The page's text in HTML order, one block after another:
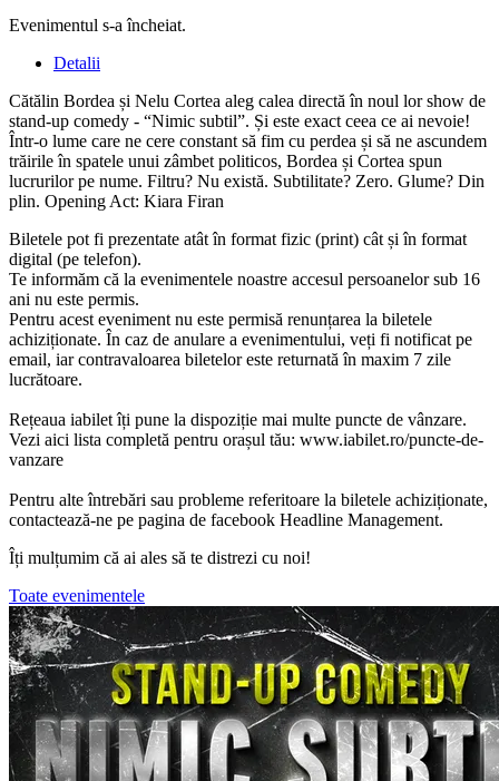
Evenimentul s-a încheiat.
Detalii
Cătălin Bordea și Nelu Cortea aleg calea directă în noul lor show de
stand-up comedy - “Nimic subtil”. Și este exact ceea ce ai nevoie!
Într-o lume care ne cere constant să fim cu perdea și să ne ascundem
trăirile în spatele unui zâmbet politicos, Bordea și Cortea spun
lucrurilor pe nume. Filtru? Nu există. Subtilitate? Zero. Glume? Din
plin. Opening Act: Kiara Firan
Biletele pot fi prezentate atât în format fizic (print) cât și în format
digital (pe telefon).
Te informăm că la evenimentele noastre accesul persoanelor sub 16
ani nu este permis.
Pentru acest eveniment nu este permisă renunțarea la biletele
achiziționate. În caz de anulare a evenimentului, veți fi notificat pe
email, iar contravaloarea biletelor este returnată în maxim 7 zile
lucrătoare.
Rețeaua iabilet îți pune la dispoziție mai multe puncte de vânzare.
Vezi aici lista completă pentru orașul tău: www.iabilet.ro/puncte-de-
vanzare
Pentru alte întrebări sau probleme referitoare la biletele achiziționate,
contactează-ne pe pagina de facebook Headline Management.
Îți mulțumim că ai ales să te distrezi cu noi!
Toate evenimentele